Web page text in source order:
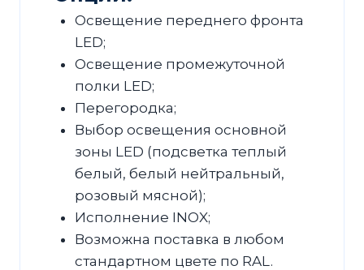
Освещение переднего фронта
LED;
Освещение промежуточной
полки LED;
Перегородка;
Выбор освещения основной
зоны LED (подсветка теплый
белый, белый нейтральный,
розовый мясной);
Исполнение INOX;
Возможна поставка в любом
стандартном цвете по RAL.